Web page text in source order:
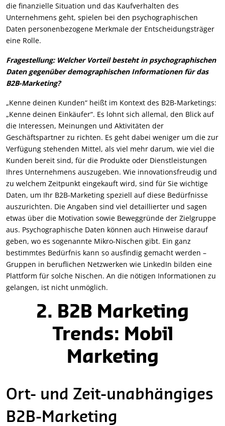
die finanzielle Situation und das Kaufverhalten des
Unternehmens geht, spielen bei den psychographischen
Daten personenbezogene Merkmale der Entscheidungsträger
eine Rolle.
Fragestellung: Welcher Vorteil besteht in psychographischen
Daten gegenüber demographischen Informationen für das
B2B-Marketing?
„Kenne deinen Kunden“ heißt im Kontext des B2B-Marketings:
„Kenne deinen Einkäufer“. Es lohnt sich allemal, den Blick auf
die Interessen, Meinungen und Aktivitäten der
Geschäftspartner zu richten. Es geht dabei weniger um die zur
Verfügung stehenden Mittel, als viel mehr darum, wie viel die
Kunden bereit sind, für die Produkte oder Dienstleistungen
Ihres Unternehmens auszugeben. Wie innovationsfreudig und
zu welchem Zeitpunkt eingekauft wird, sind für Sie wichtige
Daten, um Ihr B2B-Marketing speziell auf diese Bedürfnisse
auszurichten. Die Angaben sind viel detaillierter und sagen
etwas über die Motivation sowie Beweggründe der Zielgruppe
aus. Psychographische Daten können auch Hinweise darauf
geben, wo es sogenannte Mikro-Nischen gibt. Ein ganz
bestimmtes Bedürfnis kann so ausfindig gemacht werden –
Gruppen in beruflichen Netzwerken wie LinkedIn bilden eine
Plattform für solche Nischen. An die nötigen Informationen zu
gelangen, ist nicht unmöglich.
2. B2B Marketing
Trends: Mobil
Marketing
Ort- und Zeit-unabhängiges
B2B-Marketing